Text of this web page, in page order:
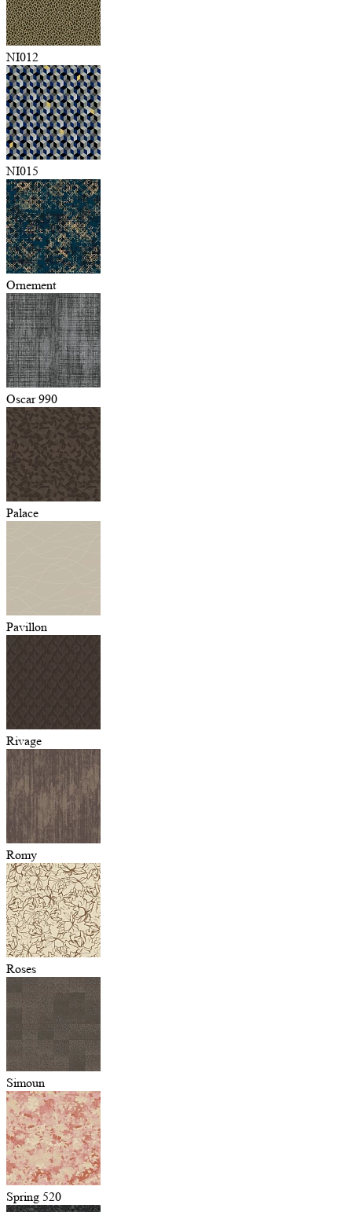
NI012
NI015
Ornement
Oscar 990
Palace
Pavillon
Rivage
Romy
Roses
Simoun
Spring 520